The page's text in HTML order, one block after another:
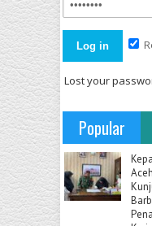
Lost your
Popular